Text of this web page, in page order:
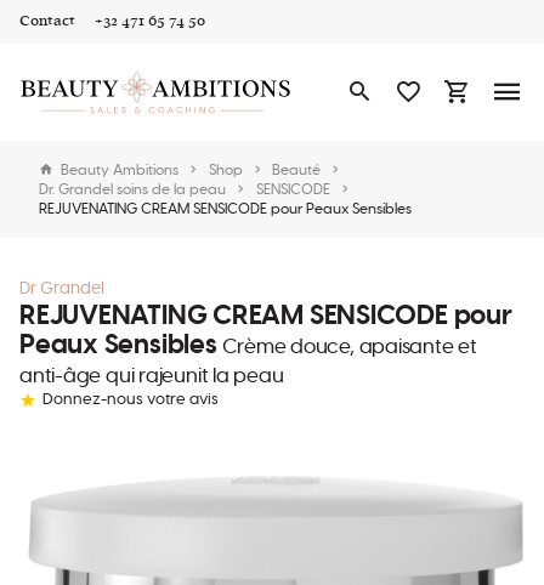
Contact +32 471 65 74 50
Beauty Ambitions Shop
Beauté
Dr. Grandel soins de la peau
SENSICODE
REJUVENATING CREAM SENSICODE pour Peaux Sensibles
Dr Grandel
REJUVENATING CREAM SENSICODE pour
Peaux SensiblesCrème douce, apaisante et
anti-âge qui rajeunit la peau
Donnez-nous votre avis